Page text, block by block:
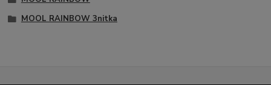
MOOL RAINBOW 3nitka